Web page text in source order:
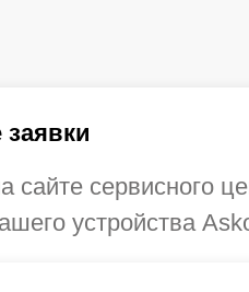
сайте сервисного
устройства